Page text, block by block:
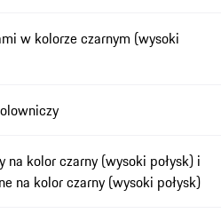
w kolorze czarnym (wysoki
na kolor czarny (wysoki połysk) i
na kolor czarny (wysoki połysk)